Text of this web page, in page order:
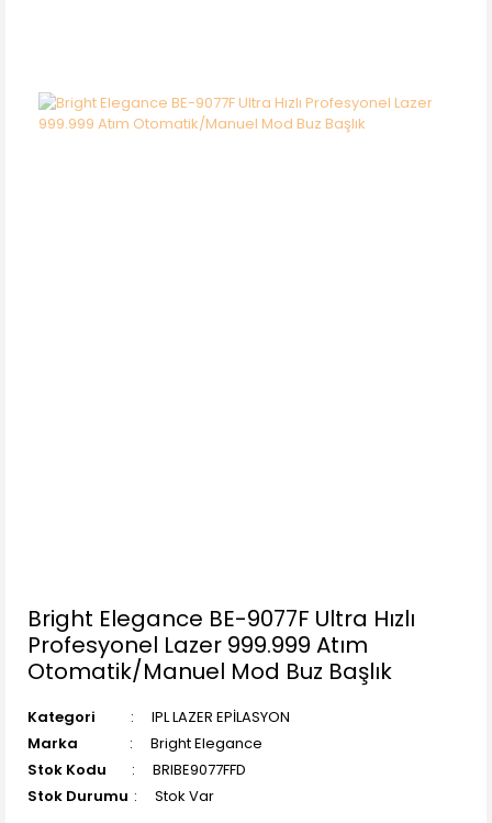
Bright Elegance BE-9077F Ultra Hızlı
Profesyonel Lazer 999.999 Atım
Otomatik/Manuel Mod Buz Başlık
Kategori
IPL LAZER EPİLASYON
Marka
Bright Elegance
Stok Kodu
BRIBE9077FFD
Stok Durumu
Stok Var